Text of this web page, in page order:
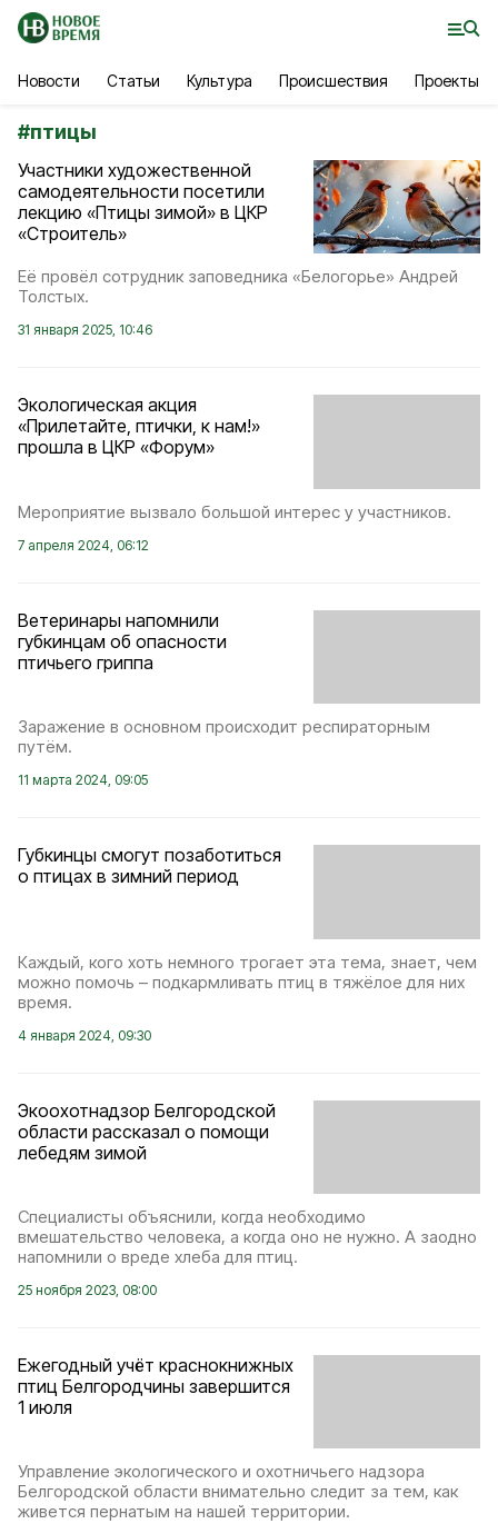
Новости Статьи Культура Происшествия Проекты
#птицы
Участники художественной
самодеятельности посетили
лекцию «Птицы зимой» в ЦКР
«Строитель»
Её провёл сотрудник заповедника «Белогорье» Андрей
Толстых.
31 января 2025, 10:46
Экологическая акция
«Прилетайте, птички, к нам!»
прошла в ЦКР «Форум»
Мероприятие вызвало большой интерес у участников.
7 апреля 2024, 06:12
Ветеринары напомнили
губкинцам об опасности
птичьего гриппа
Заражение в основном происходит респираторным
путём.
11 марта 2024, 09:05
Губкинцы смогут позаботиться
о птицах в зимний период
Каждый, кого хоть немного трогает эта тема, знает, чем
можно помочь – подкармливать птиц в тяжёлое для них
время.
4 января 2024, 09:30
Экоохотнадзор Белгородской
области рассказал о помощи
лебедям зимой
Специалисты объяснили, когда необходимо
вмешательство человека, а когда оно не нужно. А заодно
напомнили о вреде хлеба для птиц.
25 ноября 2023, 08:00
Ежегодный учёт краснокнижных
птиц Белгородчины завершится
1 июля
Управление экологического и охотничьего надзора
Белгородской области внимательно следит за тем, как
живется пернатым на нашей территории.